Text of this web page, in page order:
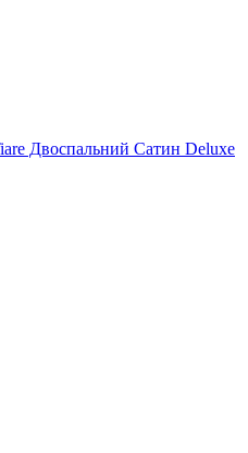
Двоспальний Сатин Deluxe